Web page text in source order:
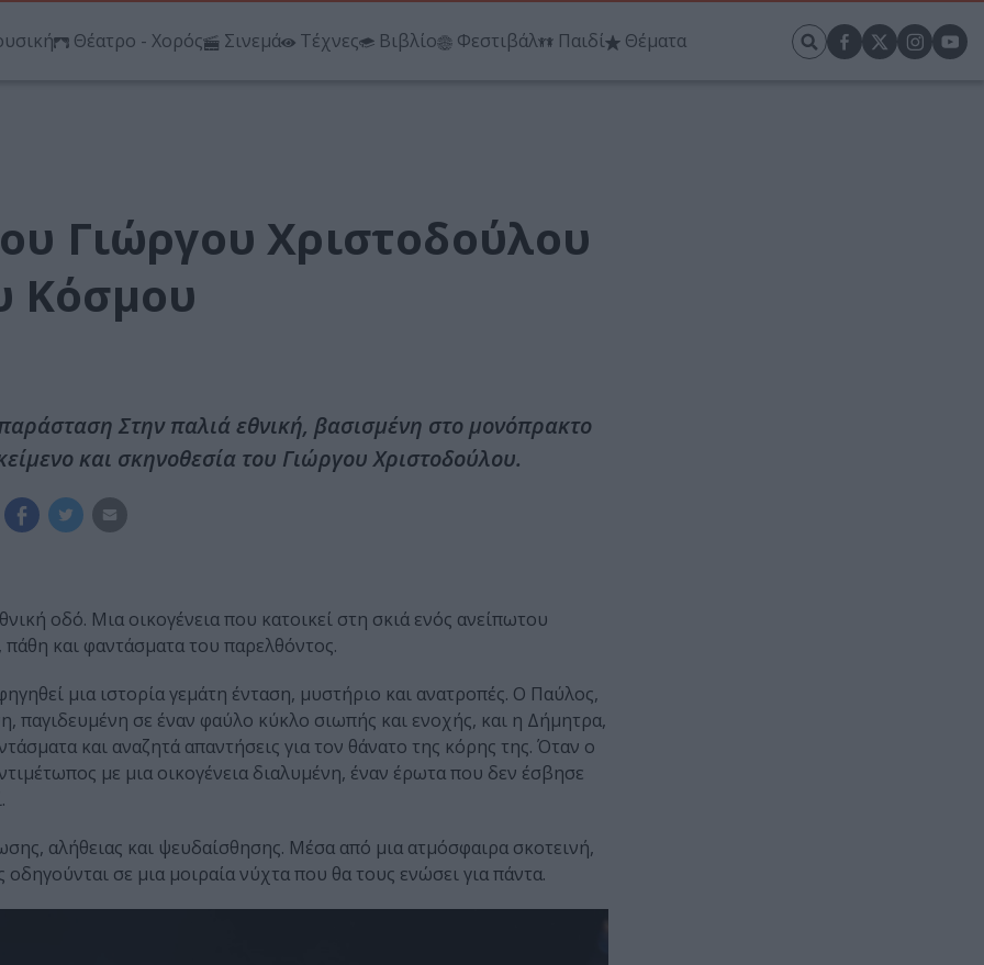
Θέατρο - Χορός Σινεμά Τέχνες Βιβλίο Φεστιβάλ Παιδί Θέματα
Γιώργου Χριστοδούλου
Κόσμου
Στην παλιά εθνική, βασισμένη στο μονόπρακτο
και σκηνοθεσία του Γιώργου Χριστοδούλου.
οδό. Μια οικογένεια που κατοικεί στη σκιά ενός ανείπωτου
και φαντάσματα του παρελθόντος.
μια ιστορία γεμάτη ένταση, μυστήριο και ανατροπές. Ο Παύλος,
παγιδευμένη σε έναν φαύλο κύκλο σιωπής και ενοχής, και η Δήμητρα,
και αναζητά απαντήσεις για τον θάνατο της κόρης της. Όταν ο
με μια οικογένεια διαλυμένη, έναν έρωτα που δεν έσβησε
αλήθειας και ψευδαίσθησης. Μέσα από μια ατμόσφαιρα σκοτεινή,
σε μια μοιραία νύχτα που θα τους ενώσει για πάντα.